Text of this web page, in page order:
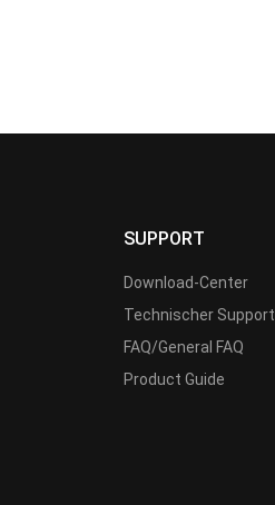
SUPPORT
Download-Center
Technischer Support
FAQ/General FAQ
Product Guide